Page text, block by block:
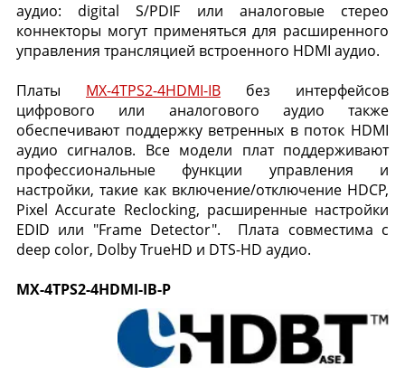
аудио: digital S/PDIF или аналоговые стерео
коннекторы могут применяться для расширенного
управления трансляцией встроенного HDMI аудио.
Платы MX-4TPS2-4HDMI-IB без интерфейсов
цифрового или аналогового аудио также
обеспечивают поддержку ветренных в поток HDMI
аудио сигналов. Все модели плат поддерживают
профессиональные функции управления и
настройки, такие как включение/отключение HDCP,
Pixel Accurate Reclocking, расширенные настройки
EDID или "Frame Detector". Плата совместима с
deep color, Dolby TrueHD и DTS-HD аудио.
MX-4TPS2-4HDMI-IB-P